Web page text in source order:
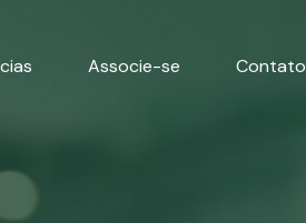
Associe-se Contato